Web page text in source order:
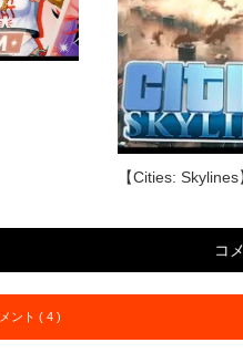
【Cities:
コ
ント ( 4 )